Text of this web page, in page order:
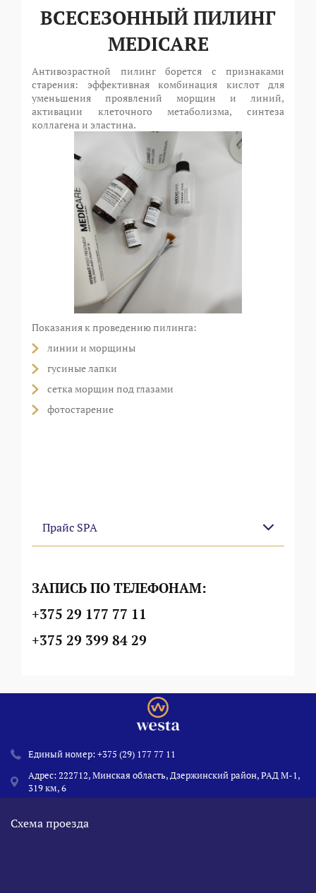
ВСЕСЕЗОННЫЙ ПИЛИНГ
MEDICARE
Антивозрастной пилинг борется с признаками
старения: эффективная комбинация кислот для
уменьшения проявлений морщин и линий,
активации клеточного метаболизма, синтеза
коллагена и эластина.
Показания к проведению пилинга:
линии и морщины
гусиные лапки
сетка морщин под глазами
фотостарение
Прайс SPA
ЗАПИСЬ ПО ТЕЛЕФОНАМ:
+375 29 177 77 11
+375 29 399 84 29
Единый номер:+375 (29) 177 77 11
Адрес: 222712, Минская область, Дзержинский район, РАД М-1,
319 км, 6
Схема проезда